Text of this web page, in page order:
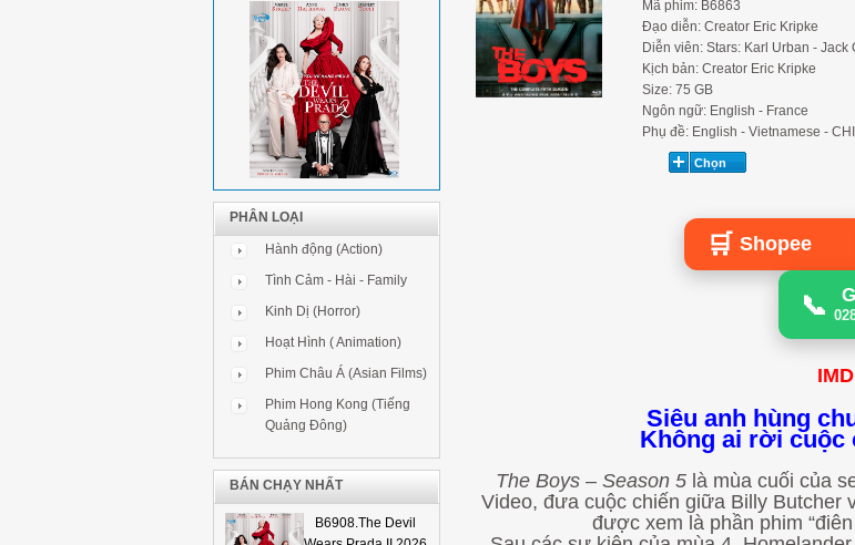
PHÂN LOẠI
Hành động (Action)
Tình Cảm - Hài - Family
Kinh Dị (Horror)
Hoạt Hình ( Animation)
Phim Châu Á (Asian Films)
Phim Hong Kong (Tiếng
Quảng Đông)
BÁN CHẠY NHẤT
B6908.The Devil
Mã phim: B6863
Đạo diễn: Creator Eric Kripke
Diễn viên: Stars: Karl Urban - Jack
Kịch bản: Creator Eric Kripke
Size: 75 GB
Ngôn ngữ: English - France
Phụ đề: English - Vietnamese -
🛒 Shopee
📞
Siêu anh hùng
Không ai rời cuộc
The Boys – Season 5 là mùa cuối của
Video, đưa cuộc chiến giữa Billy Butcher
được xem là phần phim